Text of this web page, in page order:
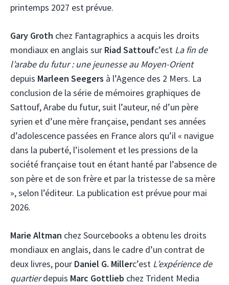
printemps 2027 est prévue.
Gary Groth chez Fantagraphics a acquis les droits
mondiaux en anglais sur Riad Sattoufc’est La fin de
l’arabe du futur : une jeunesse au Moyen-Orient
depuis Marleen Seegers à l’Agence des 2 Mers. La
conclusion de la série de mémoires graphiques de
Sattouf, Arabe du futur, suit l’auteur, né d’un père
syrien et d’une mère française, pendant ses années
d’adolescence passées en France alors qu’il « navigue
dans la puberté, l’isolement et les pressions de la
société française tout en étant hanté par l’absence de
son père et de son frère et par la tristesse de sa mère
», selon l’éditeur. La publication est prévue pour mai
2026.
Marie Altman chez Sourcebooks a obtenu les droits
mondiaux en anglais, dans le cadre d’un contrat de
deux livres, pour Daniel G. Millerc’est L’expérience de
quartierdepuis Marc Gottlieb chez Trident Media